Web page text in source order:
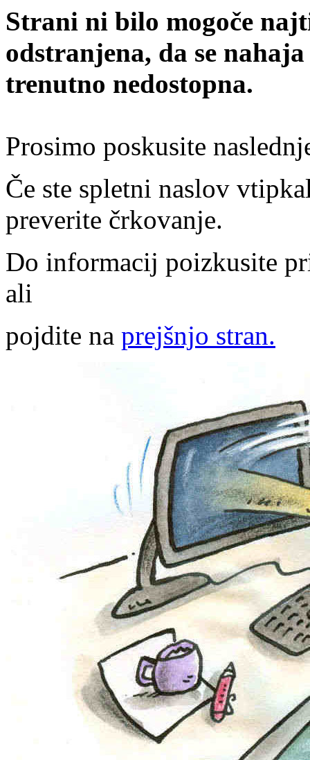
Strani ni bilo mogoče
odstranjena, da se
trenutno nedostopna.
Prosimo poskusite
Če ste spletni naslov
preverite črkovanje.
Do informacij poizkusite
ali
pojdite na prejšnjo stran.